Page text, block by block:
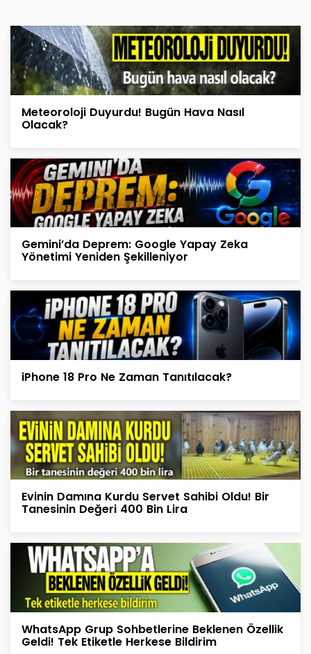
Meteoroloji Duyurdu! Bugün Hava Nasıl
Olacak?
Gemini’da Deprem: Google Yapay Zeka
Yönetimi Yeniden Şekilleniyor
iPhone 18 Pro Ne Zaman Tanıtılacak?
Evinin Damına Kurdu Servet Sahibi Oldu! Bir
Tanesinin Değeri 400 Bin Lira
WhatsApp Grup Sohbetlerine Beklenen Özellik
Geldi! Tek Etiketle Herkese Bildirim